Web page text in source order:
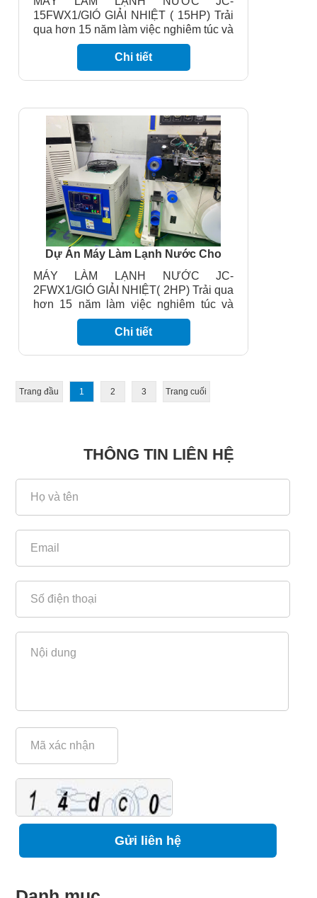
JC.15FWX1(15HP)
15FWX1/GIÓ GIẢI NHIỆT ( 15HP) Trải
qua hơn 15 năm làm việc nghiêm túc và
giàu kinh nghiệm, Công ty TNHH Cơ
Điện Lạnh Tùng Nga với thương hiệu
máy làm lạnh nước JADE COOL sẽ
tốt nhất trên thị trường hiện nay. Trong
nhiều năm qua chúng tôi đã phục vụ
các doanh nghiệp trong nước, cũng
như doanh nghiệp nước ngoài. Điều
này mang lại cho chúng tôi kinh nghiệm
và cơ hội phát triển. Chúng tôi mong
muốn phục vụ thêm nhiều khách hàng
trong tương lai!
Chi tiết
Dự Án Máy Làm Lạnh Nước Cho
Ngành Sản Xuất Nhựa JADE COOL-
JC.2FWX1(2HP)
MÁY LÀM LẠNH NƯỚC JC-
2FWX1/GIÓ GIẢI NHIỆT( 2HP) Trải qua
hơn 15 năm làm việc nghiêm túc và
giàu kinh nghiệm, Công ty TNHH Cơ
Điện Lạnh Tùng Nga với thương hiệu
máy làm lạnh nước JADE COOL sẽ
tốt nhất trên thị trường hiện nay. Trong
nhiều năm qua chúng tôi đã phục vụ
này mang lại cho chúng tôi kinh nghiệm
và cơ hội phát triển. Chúng tôi mong
Chi tiết
Trang đầu 1 2 3 Trang cuối
THÔNG TIN LIÊN HỆ
Refresh